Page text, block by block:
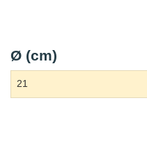
Ø (cm)